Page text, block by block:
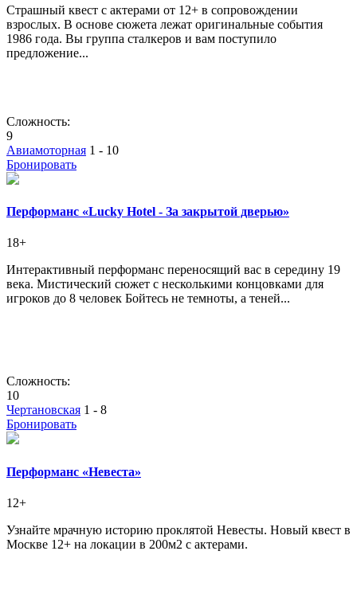
Страшный квест с актерами от 12+ в сопровождении
взрослых. В основе сюжета лежат оригинальные события
1986 года. Вы группа сталкеров и вам поступило
предложение...
Сложность:
9
Авиамоторная 1 - 10
Бронировать
Перформанс «Lucky Hotel - За закрытой дверью»
18+
Интерактивный перформанс переносящий вас в середину 19
века. Мистический сюжет с несколькими концовками для
игроков до 8 человек Бойтесь не темноты, а теней...
Сложность:
10
Чертановская 1 - 8
Бронировать
Перформанс «Невеста»
12+
Узнайте мрачную историю проклятой Невесты. Новый квест в
Москве 12+ на локации в 200м2 с актерами.